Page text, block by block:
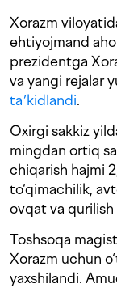
Xorazm
ehtiyojmand
prezidentga
va yangi rejalar
taʼkidlandi.
Oxirgi sakkiz
mingdan ortiq
chiqarish hajmi
to‘qimachilik,
ovqat va
Toshsoqa
Xorazm uchun
yaxshilandi.